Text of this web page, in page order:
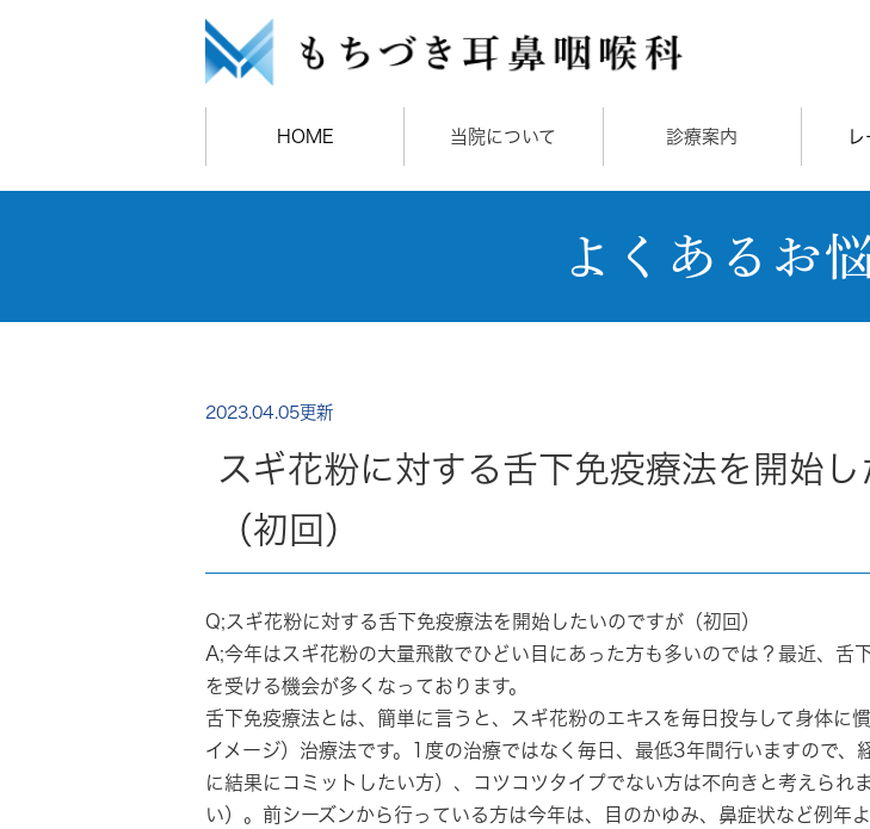
HOME 当院について 診療案内
よくあるお
2023.04.05更新
スギ花粉に対する舌下免疫療法を開始
（初回）
Q;スギ花粉に対する舌下免疫療法を開始したいのですが（初回）
A;今年はスギ花粉の大量飛散でひどい目にあった方も多いのでは？最近、舌
を受ける機会が多くなっております。
舌下免疫療法とは、 簡単に言うと、スギ花粉のエキスを毎日投与して身体に
イメージ）治療法です。1度の治療ではなく 毎日、最低3年間行いますので、
に結果にコミットしたい方）、コツコツタイプでない方は不向きと考えられ
い）。前シーズンから行っている方は今年は、目のかゆみ、鼻症状など例年